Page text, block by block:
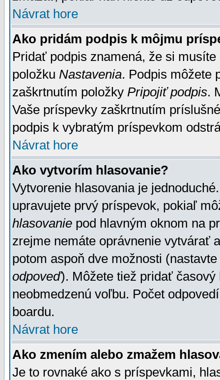
Návrat hore
Ako pridám podpis k môjmu
Pridať podpis znamená, že si
položku Nastavenia. Podpis môžete
zaškrtnutím položky Pripojiť podpis.
Vaše príspevky zaškrtnutím
podpis k vybratým príspevkom
Návrat hore
Ako vytvorím hlasovanie?
Vytvorenie hlasovania je
upravujete prvý príspevok, pokiaľ
hlasovanie pod hlavným oknom na
zrejme nemáte oprávnenie vytvárať
potom aspoň dve možnosti
odpoveď). Môžete tiež pridať
neobmedzenú voľbu. Počet
boardu.
Návrat hore
Ako zmením alebo zmažem
Je to rovnaké ako s príspevkami,